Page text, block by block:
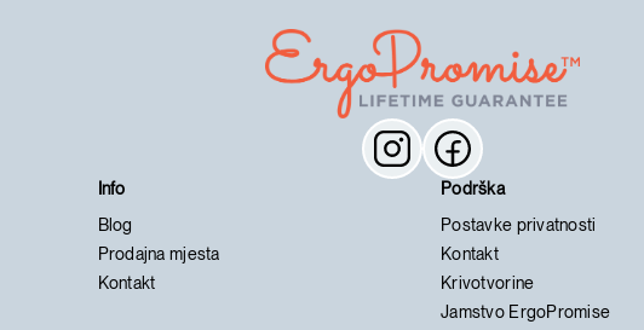
Info
Blog
Prodajna mjesta
Kontakt
Podrška
Postavke privatnosti
Kontakt
Krivotvorine
Jamstvo ErgoPromise